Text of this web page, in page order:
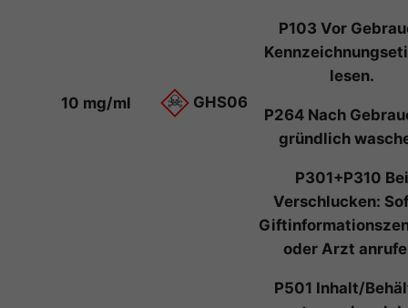
10 mg/ml GHS06
P103 Vor
lesen.
P264 Nach
gründlich
P301+P310 Bei
Verschlucken:
oder Arzt
P501 Inhalt/